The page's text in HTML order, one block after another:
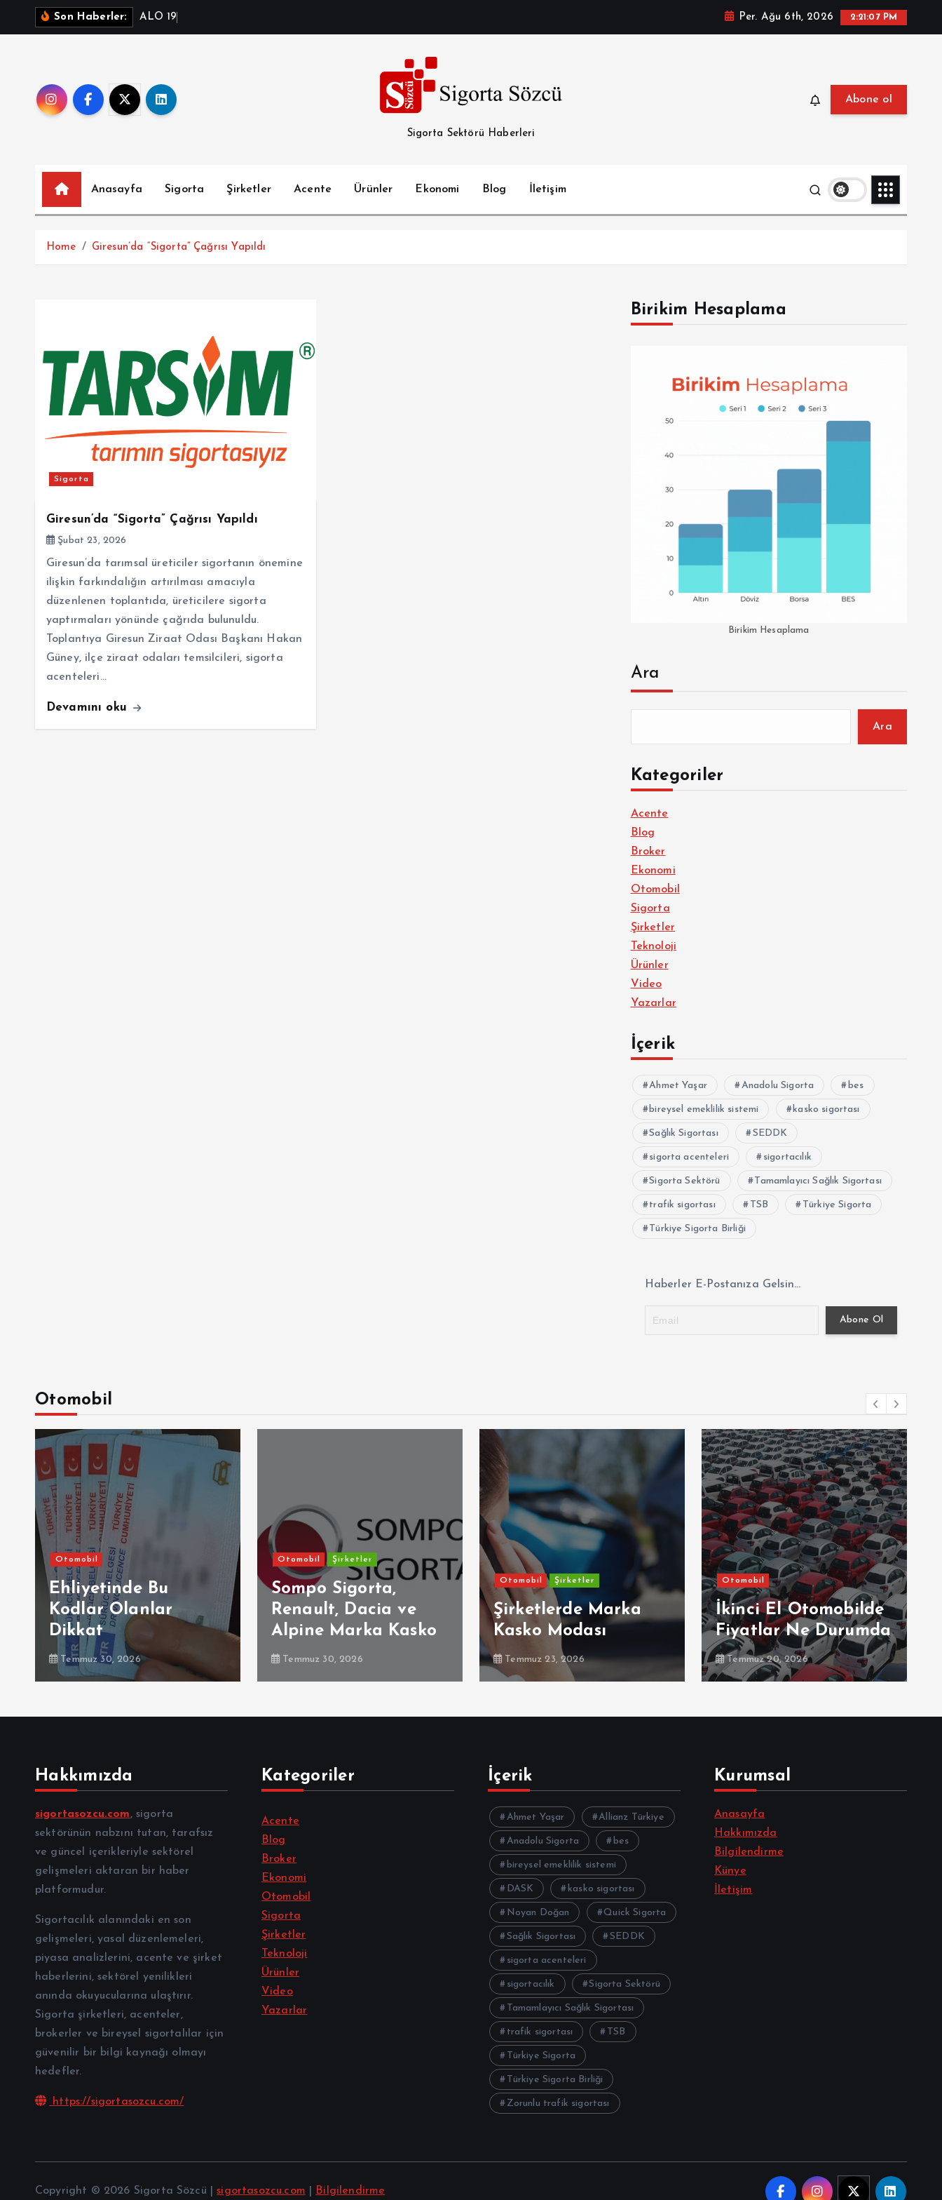
Son Haberler: A LO 1 9 Per. Ağu 6th, 2026 2:21:08 PM
Sigorta Sektörü Haberleri
Abone ol
Anasayfa Sigorta Şirketler Acente Ürünler Ekonomi Blog İletişim
Home Giresun’da “Sigorta” Çağrısı Yapıldı
Sigorta
Giresun’da “Sigorta” Çağrısı Yapıldı
Şubat 23, 2026
Giresun’da tarımsal üreticiler sigortanın önemine
ilişkin farkındalığın artırılması amacıyla
düzenlenen toplantıda, üreticilere sigorta
yaptırmaları yönünde çağrıda bulunuldu.
Toplantıya Giresun Ziraat Odası Başkanı Hakan
Güney, ilçe ziraat odaları temsilcileri, sigorta
acenteleri…
Devamını oku
Birikim Hesaplama
Birikim Hesaplama
Ara
Ara
Kategoriler
Acente
Blog
Broker
Ekonomi
Otomobil
Sigorta
Şirketler
Teknoloji
Ürünler
Video
Yazarlar
İçerik
Ahmet Yaşar Anadolu Sigorta bes
bireysel emeklilik sistemi kasko sigortası
Sağlık Sigortası SEDDK
sigorta acenteleri sigortacılık
Sigorta Sektörü Tamamlayıcı Sağlık Sigortası
trafik sigortası TSB Türkiye Sigorta
Türkiye Sigorta Birliği
Haberler E-Postanıza Gelsin...
Otomobil
Otomobil
Ehliyetinde Bu
Kodlar Olanlar
Dikkat
Temmuz 30, 2026
Otomobil Şirketler
Sompo Sigorta,
Renault, Dacia ve
Alpine Marka Kasko
Temmuz 30, 2026
Otomobil Şirketler
Şirketlerde Marka
Kasko Modası
Temmuz 23, 2026
Otomobil
İkinci El Otomobilde
Fiyatlar Ne Durumda
Temmuz 20, 2026
Hakkımızda
sigortasozcu.com, sigorta
sektörünün nabzını tutan, tarafsız
ve güncel içerikleriyle sektörel
gelişmeleri aktaran bir haber
platformudur.
Sigortacılık alanındaki en son
gelişmeleri, yasal düzenlemeleri,
piyasa analizlerini, acente ve şirket
haberlerini, sektörel yenilikleri
anında okuyucularına ulaştırır.
Sigorta şirketleri, acenteler,
brokerler ve bireysel sigortalılar için
güvenilir bir bilgi kaynağı olmayı
hedefler.
https://sigortasozcu.com/
Kategoriler
Acente
Blog
Broker
Ekonomi
Otomobil
Sigorta
Şirketler
Teknoloji
Ürünler
Video
Yazarlar
İçerik
Ahmet Yaşar Allianz Türkiye
Anadolu Sigorta bes
bireysel emeklilik sistemi
DASK kasko sigortası
Noyan Doğan Quick Sigorta
Sağlık Sigortası SEDDK
sigorta acenteleri
sigortacılık Sigorta Sektörü
Tamamlayıcı Sağlık Sigortası
trafik sigortası TSB
Türkiye Sigorta
Türkiye Sigorta Birliği
Zorunlu trafik sigortası
Kurumsal
Anasayfa
Hakkımızda
Bilgilendirme
Künye
İletişim
Copyright © 2026 Sigorta Sözcü |sigortasozcu.com Bilgilendirme